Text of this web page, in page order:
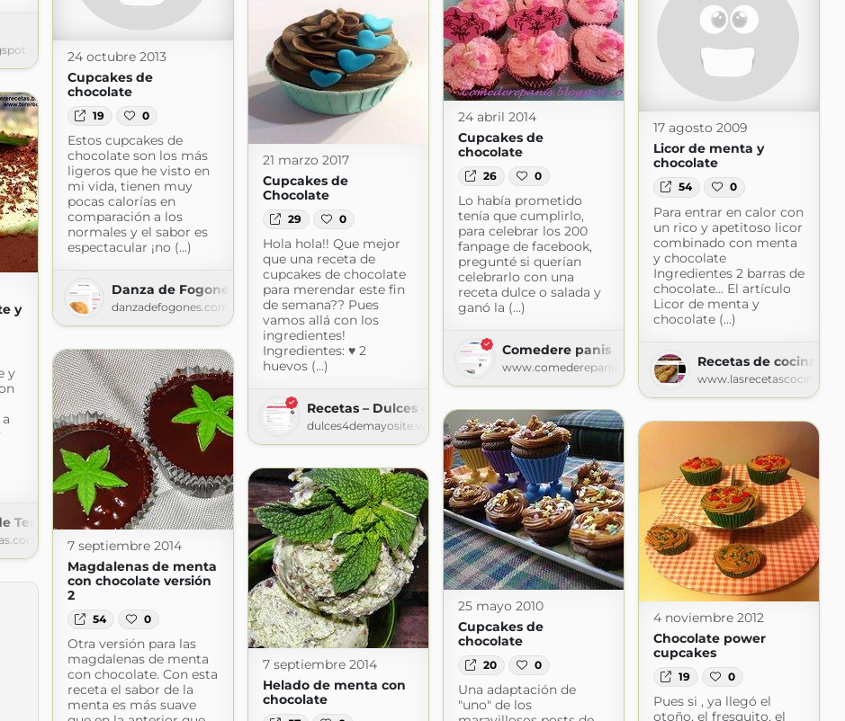
24 octubre 2013
Cupcakes de
chocolate
19 0
Estos cupcakes de
chocolate son los más
ligeros que he visto en
mi vida, tienen muy
pocas calorías en
comparación a los
normales y el sabor es
espectacular ¡no (...)
Danza de Fogones
danzadefogones.com
24 abril 2014
Cupcakes de
chocolate
26 0
Lo había prometido
tenía que cumplirlo,
para celebrar los 200
fanpage de facebook,
pregunté si querían
celebrarlo con una
receta dulce o salada y
ganó la (...)
Comedere panis
www.comederepanis.com
17 agosto 2009
Licor de menta y
chocolate
54 0
Para entrar en calor con
un rico y apetitoso licor
combinado con menta
y chocolate
Ingredientes 2 barras de
chocolate... El artículo
Licor de menta y
chocolate (...)
Recetas de cocina
21 marzo 2017
Cupcakes de
Chocolate
29 0
Hola hola!! Que mejor
que una receta de
cupcakes de chocolate
para merendar este fin
de semana?? Pues
vamos allá con los
ingredientes!
Ingredientes: ♥ 2
huevos (...)
Recetas – Dulces 4 de Mayo
dulces4demayosite.wordpress.com
y
y
Tere
7 septiembre 2014
Magdalenas de menta
con chocolate versión
2
54 0
Otra versión para las
magdalenas de menta
con chocolate. Con esta
receta el sabor de la
menta es más suave
25 mayo 2010
Cupcakes de
chocolate
20 0
Una adaptación de
"uno" de los
4 noviembre 2012
Chocolate power
cupcakes
19 0
Pues si , ya llegó el
otoño, el fresquito, el
7 septiembre 2014
Helado de menta con
chocolate